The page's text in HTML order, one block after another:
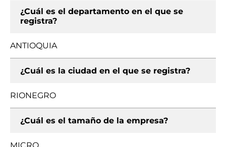
¿Cuál es el departamento en el que se
registra?
ANTIOQUIA
¿Cuál es la ciudad en el que se registra?
RIONEGRO
¿Cuál es el tamaño de la empresa?